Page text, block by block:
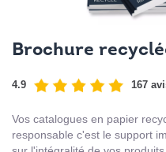
Brochure
4.9 167
Vos catalogues en papier
responsable c'est le support